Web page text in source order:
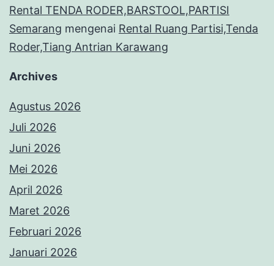
Rental TENDA RODER,BARSTOOL,PARTISI
Semarang mengenai Rental Ruang Partisi,Tenda
Roder,Tiang Antrian Karawang
Archives
Agustus 2026
Juli 2026
Juni 2026
Mei 2026
April 2026
Maret 2026
Februari 2026
Januari 2026